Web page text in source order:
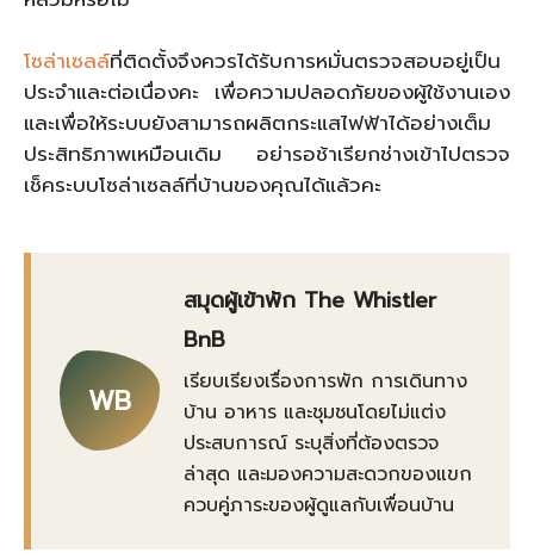
โซล่าเซลล์ที่ติดตั้งจึงควรได้รับการหมั่นตรวจสอบอยู่เป็น
ประจำและต่อเนื่องคะ เพื่อความปลอดภัยของผู้ใช้งานเอง
และเพื่อให้ระบบยังสามารถผลิตกระแสไฟฟ้าได้อย่างเต็ม
ประสิทธิภาพเหมือนเดิม อย่ารอช้าเรียกช่างเข้าไปตรวจ
เช็คระบบโซล่าเซลล์ที่บ้านของคุณได้แล้วคะ
WB
สมุดผู้เข้าพัก The Whistler
BnB
เรียบเรียงเรื่องการพัก การเดินทาง
บ้าน อาหาร และชุมชนโดยไม่แต่ง
ประสบการณ์ ระบุสิ่งที่ต้องตรวจ
ล่าสุด และมองความสะดวกของแขก
ควบคู่ภาระของผู้ดูแลกับเพื่อนบ้าน